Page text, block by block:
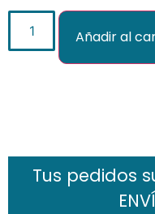
Añadir al
Tus pedidos